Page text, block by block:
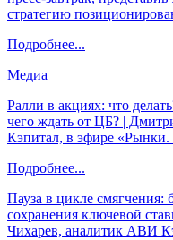
стратегию
Подробнее...
Медиа
Ралли в акциях: что
чего ждать от ЦБ? |
Кэпитал, в эфире
Подробнее...
Пауза в цикле
сохранения ключевой
Чихарев, аналитик АВИ